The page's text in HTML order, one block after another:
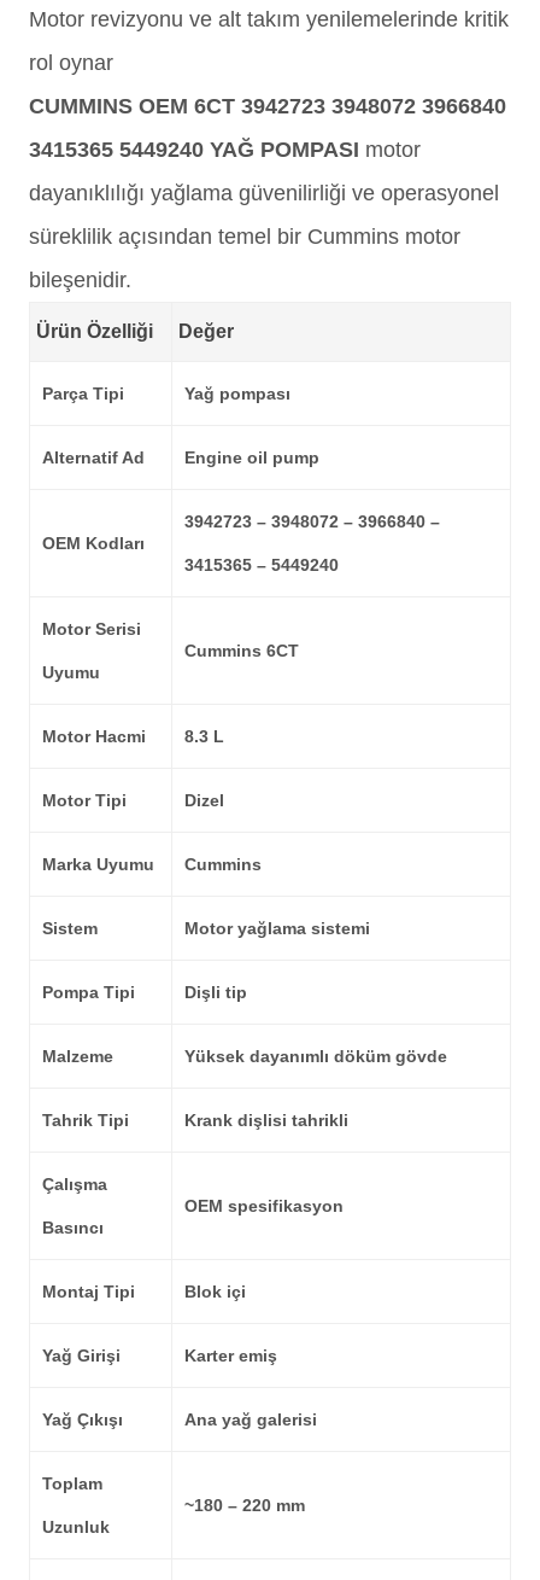
Motor revizyonu ve alt takım yenilemelerinde kritik
rol oynar
CUMMINS OEM 6CT 3942723 3948072 3966840
3415365 5449240 YAĞ POMPASI motor
dayanıklılığı yağlama güvenilirliği ve operasyonel
süreklilik açısından temel bir Cummins motor
bileşenidir.
Ürün Özelliği Değer
Parça Tipi Yağ pompası
Alternatif Ad Engine oil pump
OEM Kodları
3942723 – 3948072 – 3966840 –
3415365 – 5449240
Motor Serisi
Uyumu
Cummins 6CT
Motor Hacmi 8.3 L
Motor Tipi Dizel
Marka Uyumu Cummins
Sistem Motor yağlama sistemi
Pompa Tipi Dişli tip
Malzeme Yüksek dayanımlı döküm gövde
Tahrik Tipi Krank dişlisi tahrikli
Çalışma
Basıncı
OEM spesifikasyon
Montaj Tipi Blok içi
Yağ Girişi Karter emiş
Yağ Çıkışı Ana yağ galerisi
Toplam
Uzunluk
~180 – 220 mm